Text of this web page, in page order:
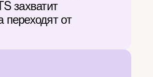
захватит
от